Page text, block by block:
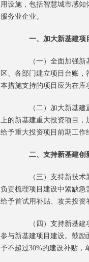
用设施，包括智慧城市感
服务业企业。
一、加大新基建项
（一）全面加强新基
区、各部门建立项目台账
本措施支持的项目应为在库
（二）加大新基建重
上的新基建重大投资项目
给予重大投资项目前期工作
二、支持新基建创
（三）支持新技术新
负责梳理项目建设中紧缺急
给予首试用补贴、攻关投资
（四）支持新基建项
参与新基建项目建设。鼓
予不超过30%的建设补贴，